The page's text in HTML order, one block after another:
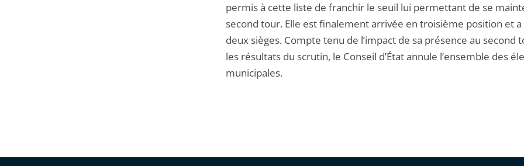
permis à cette liste de franchir le seuil lui permettant de se
second tour. Elle est finalement arrivée en troisième position et
deux sièges. Compte tenu de l’impact de sa présence au second
les résultats du scrutin, le Conseil d’État annule l’ensemble des
municipales.